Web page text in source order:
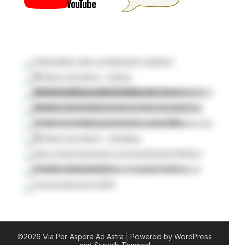
©2026 Via Per Aspera Ad Astra
| Powered by WordPress